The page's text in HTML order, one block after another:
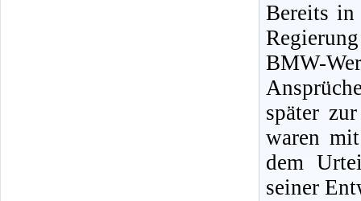
Bereits in
BMW-
später
waren
dem
seiner